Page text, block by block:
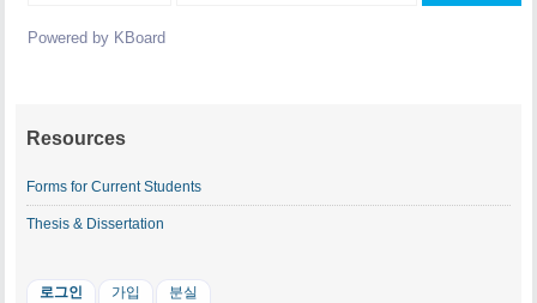
Powered by KBoard
Resources
Forms for Current Students
Thesis & Dissertation
로그인 가입 분실